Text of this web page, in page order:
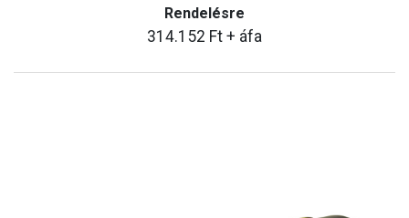
Rendelésre
314.152 Ft + áfa